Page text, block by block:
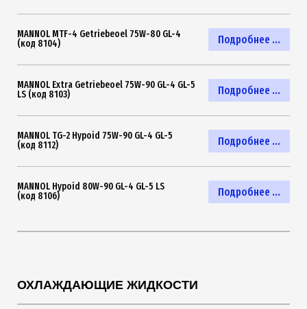
Подробнее ...
MANNOL MTF-4 Getriebeoel 75W-80 GL-4
(код 8104)
Подробнее ...
MANNOL Extra Getriebeoel 75W-90 GL-4 GL-5
LS (код 8103)
Подробнее ...
MANNOL TG-2 Hypoid 75W-90 GL-4 GL-5
(код 8112)
Подробнее ...
MANNOL Hypoid 80W-90 GL-4 GL-5 LS
(код 8106)
ОХЛАЖДАЮЩИЕ ЖИДКОСТИ